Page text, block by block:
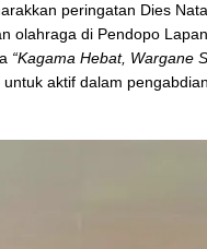
peringatan Dies
olahraga di Pendopo
“Kagama Hebat, Wargane
aktif dalam